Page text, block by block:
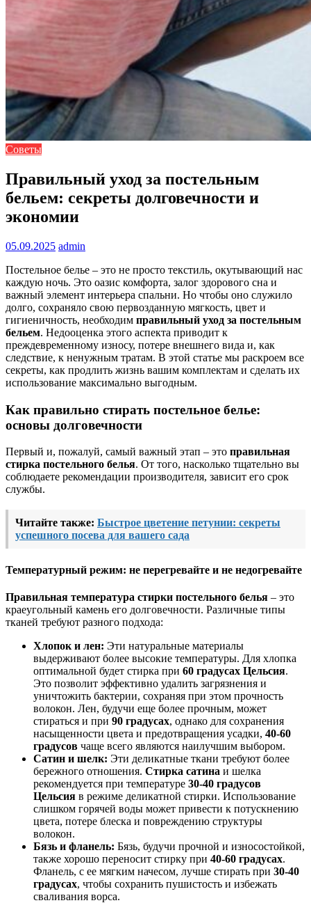
Советы
Правильный уход за постельным
бельем: секреты долговечности и
экономии
05.09.2025 admin
Постельное белье – это не просто текстиль, окутывающий нас
каждую ночь. Это оазис комфорта, залог здорового сна и
важный элемент интерьера спальни. Но чтобы оно служило
долго, сохраняло свою первозданную мягкость, цвет и
гигиеничность, необходим правильный уход за постельным
бельем. Недооценка этого аспекта приводит к
преждевременному износу, потере внешнего вида и, как
следствие, к ненужным тратам. В этой статье мы раскроем все
секреты, как продлить жизнь вашим комплектам и сделать их
использование максимально выгодным.
Как правильно стирать постельное белье:
основы долговечности
Первый и, пожалуй, самый важный этап – это правильная
стирка постельного белья. От того, насколько тщательно вы
соблюдаете рекомендации производителя, зависит его срок
службы.
Читайте также: Быстрое цветение петунии: секреты
успешного посева для вашего сада
Температурный режим: не перегревайте и не недогревайте
Правильная температура стирки постельного белья – это
краеугольный камень его долговечности. Различные типы
тканей требуют разного подхода:
Хлопок и лен: Эти натуральные материалы
выдерживают более высокие температуры. Для хлопка
оптимальной будет стирка при 60 градусах Цельсия.
Это позволит эффективно удалить загрязнения и
уничтожить бактерии, сохраняя при этом прочность
волокон. Лен, будучи еще более прочным, может
стираться и при 90 градусах, однако для сохранения
насыщенности цвета и предотвращения усадки, 40-60
градусов чаще всего являются наилучшим выбором.
Сатин и шелк: Эти деликатные ткани требуют более
бережного отношения. Стирка сатина и шелка
рекомендуется при температуре 30-40 градусов
Цельсия в режиме деликатной стирки. Использование
слишком горячей воды может привести к потускнению
цвета, потере блеска и повреждению структуры
волокон.
Бязь и фланель: Бязь, будучи прочной и износостойкой,
также хорошо переносит стирку при 40-60 градусах.
Фланель, с ее мягким начесом, лучше стирать при 30-40
градусах, чтобы сохранить пушистость и избежать
сваливания ворса.